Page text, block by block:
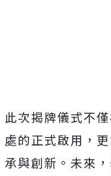
此次揭牌儀式不
處的正式啟用，
承與創新。未來